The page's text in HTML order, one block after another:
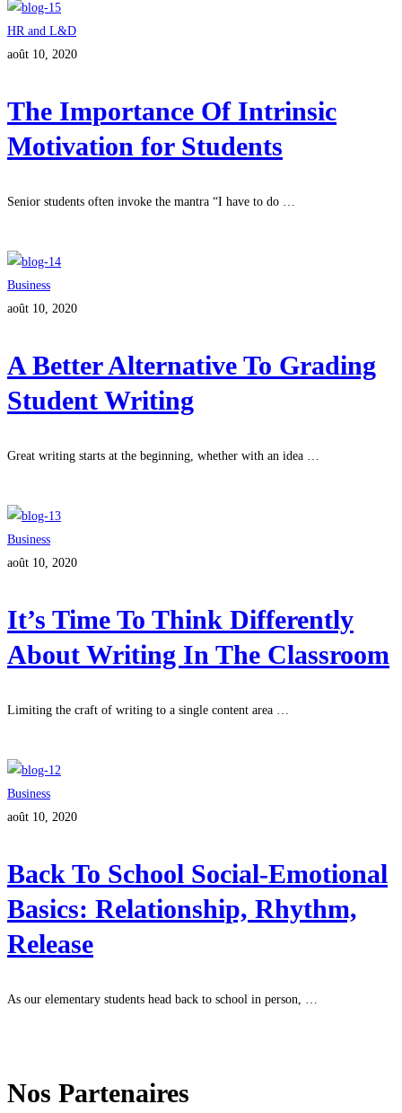
HR and L&D
août 10, 2020
The Importance Of Intrinsic
Motivation for Students
Senior students often invoke the mantra “I have to do …
Business
août 10, 2020
A Better Alternative To Grading
Student Writing
Great writing starts at the beginning, whether with an idea …
Business
août 10, 2020
It’s Time To Think Differently
About Writing In The Classroom
Limiting the craft of writing to a single content area …
Business
août 10, 2020
Back To School Social-Emotional
Basics: Relationship, Rhythm,
Release
As our elementary students head back to school in person, …
Nos Partenaires